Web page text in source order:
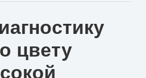
цвету